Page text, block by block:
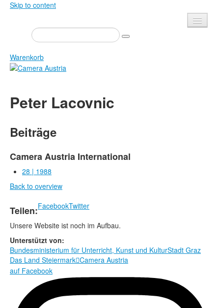
Skip to content
Presse
Veranstaltungen
Newsletter
Über uns
Shop
Datenschutz
Mediadaten
Warenkorb
Zeitschrift
Bücher
Edition
Bibliothek
Camera Austria Preis
Fotoarchiv Pierre Bourdieu
Rechtliche Informationen
Peter Lacovnic
Beiträge
Camera Austria International
28 | 1988
Back to overview
Teilen:FacebookTwitter
Unsere Website ist noch im Aufbau.
Unterstützt von:
Bundesministerium für Unterricht, Kunst und KulturStadt Graz
Das Land SteiermarkCamera Austria
auf Facebook